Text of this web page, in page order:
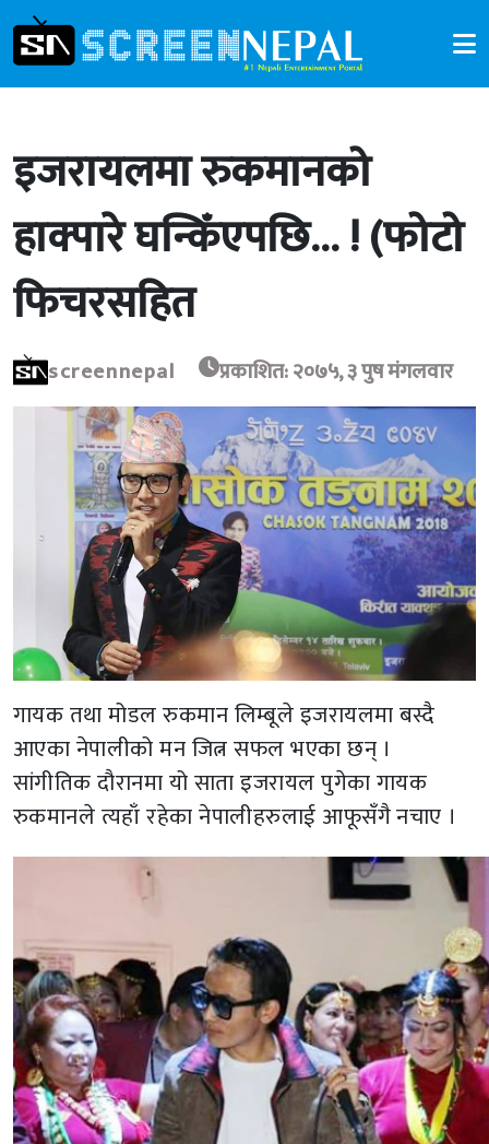
इजरायलमा रुकमानको
हाक्पारे घन्किँएपछि… ! (फोटो
फिचरसहित
screennepal प्रकाशित: २०७५, ३ पुष मंगलवार
गायक तथा मोडल रुकमान लिम्बूले इजरायलमा बस्दै
आएका नेपालीको मन जित्न सफल भएका छन् ।
सांगीतिक दौरानमा यो साता इजरायल पुगेका गायक
रुकमानले त्यहाँ रहेका नेपालीहरुलाई आफूसँगै नचाए ।